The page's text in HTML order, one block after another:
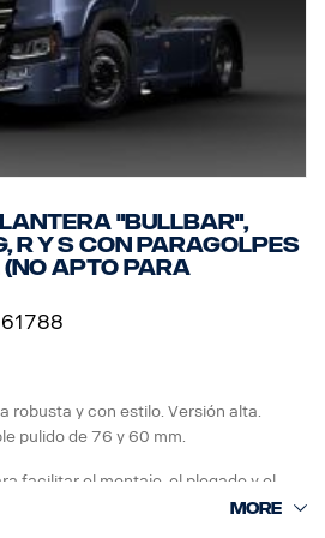
"Bullbar",
R y S con paragolpes
apto para
robusta y con estilo. Versión alta.
pulido de 76 y 60 mm.
facilitar el montaje, el plegado y el
original, ya que los tubos del
rápidamente sin necesidad de